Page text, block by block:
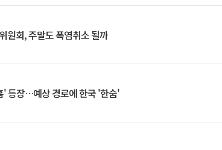
원회, 주말도 폭염취소 될까
' 등장…예상 경로에 한국 '한숨'